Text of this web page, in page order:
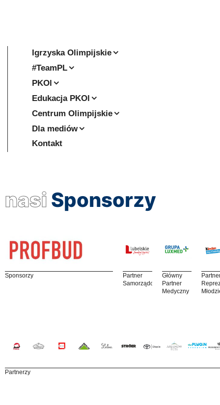
Igrzyska Olimpijskie
#TeamPL
PKOl
Edukacja PKOl
Centrum Olimpijskie
Dla mediów
Kontakt
nasi Sponsorzy
Sponsorzy
Partner
Samorządowy
Główny
Partner
Medyczny
Partnerzy